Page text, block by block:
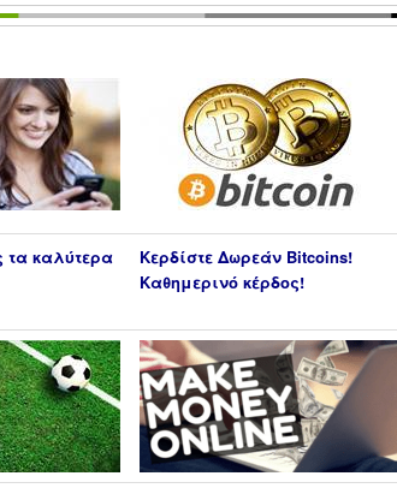
τα καλύτερα
Κερδίστε Δωρεάν Bitcoins!
Καθημερινό κέρδος!